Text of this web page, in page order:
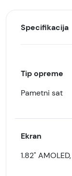
Specifikacija
Tip opreme
Pametni sat
Ekran
1.82"